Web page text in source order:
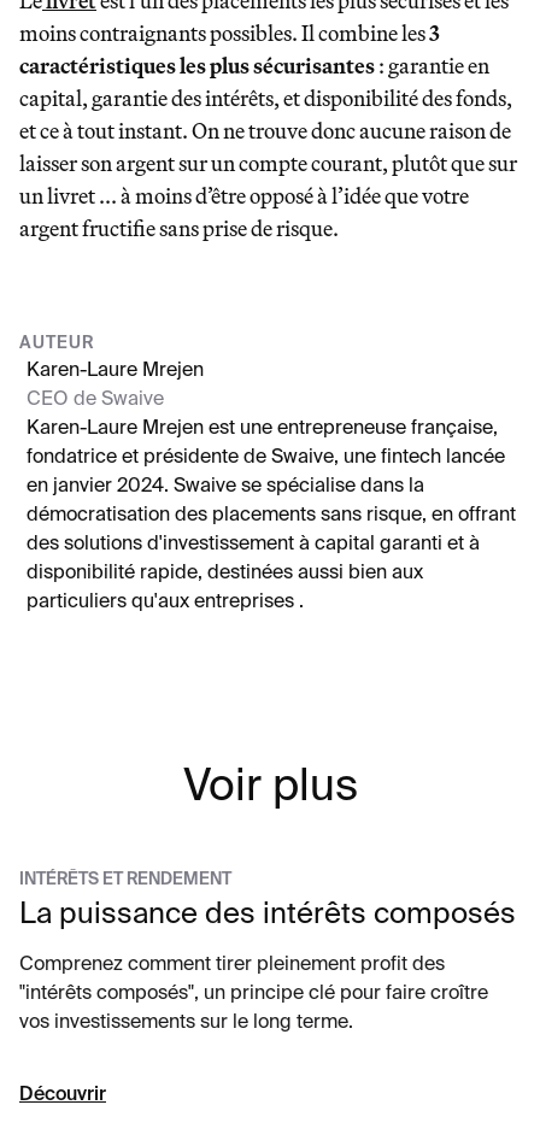
moins contraignants possibles. Il combine les3
caractéristiques les plus sécurisantes: garantie en
capital, garantie des intérêts, et disponibilité des fonds,
et ce à tout instant. On ne trouve donc aucune raison de
laisser son argent sur un compte courant, plutôt que sur
un livret ... à moins d’être opposé à l’idée que votre
argent fructifie sans prise de risque.
AUTEUR
Karen-Laure Mrejen
CEO de Swaive
Karen-Laure Mrejen est une entrepreneuse française,
fondatrice et présidente de Swaive, une fintech lancée
en janvier 2024. Swaive se spécialise dans la
démocratisation des placements sans risque, en offrant
des solutions d'investissement à capital garanti et à
disponibilité rapide, destinées aussi bien aux
particuliers qu'aux entreprises .
Voir plus
INTÉRÊTS ET RENDEMENT
La puissance des intérêts composés
Comprenez comment tirer pleinement profit des
"intérêts composés", un principe clé pour faire croître
vos investissements sur le long terme.
Découvrir